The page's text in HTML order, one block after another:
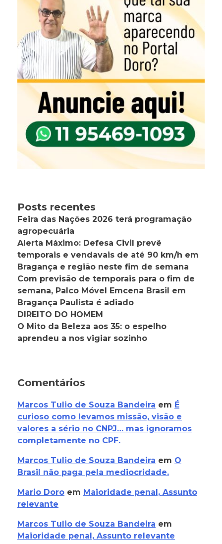
Posts recentes
Feira das Nações 2026 terá programação
agropecuária
Alerta Máximo: Defesa Civil prevê
temporais e vendavais de até 90 km/h em
Bragança e região neste fim de semana
Com previsão de temporais para o fim de
semana, Palco Móvel Emcena Brasil em
Bragança Paulista é adiado
DIREITO DO HOMEM
O Mito da Beleza aos 35: o espelho
aprendeu a nos vigiar sozinho
Comentários
Marcos Tulio de Souza Bandeira em É
curioso como levamos missão, visão e
valores a sério no CNPJ… mas ignoramos
completamente no CPF.
Marcos Tulio de Souza Bandeira em O
Brasil não paga pela mediocridade.
Mario Doro em Maioridade penal, Assunto
relevante
Marcos Tulio de Souza Bandeira em
Maioridade penal, Assunto relevante